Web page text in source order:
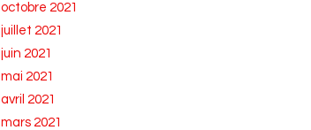
octobre 2021
juillet 2021
juin 2021
mai 2021
avril 2021
mars 2021